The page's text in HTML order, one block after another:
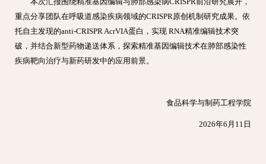
本次汇报围绕精准基因编辑与肺部感染病CRISPR前沿研究展开，
重点分享团队在呼吸道感染疾病领域的CRISPR原创机制研究成果。依
托自主发现的anti-CRISPR AcrVIA蛋白，实现 RNA精准编辑技术突
破，并结合新型药物递送体系，探索精准基因编辑技术在肺部感染性
疾病靶向治疗与新药研发中的应用前景。
食品科学与制药工程学院
2026年6月11日